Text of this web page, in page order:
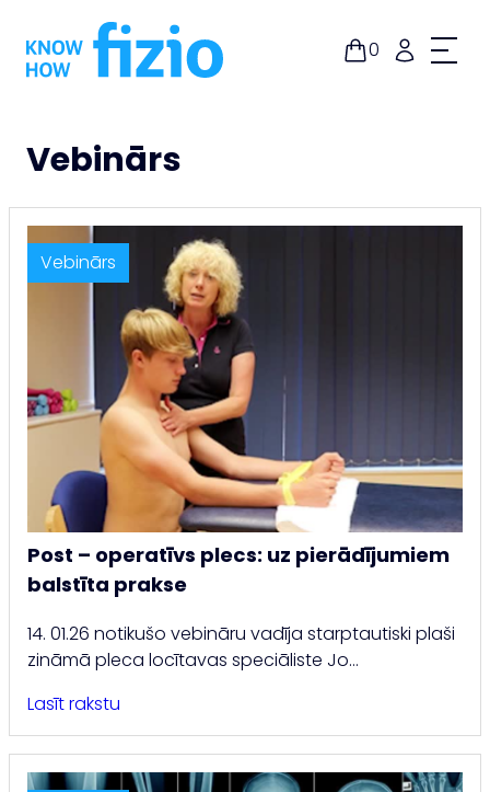
uz
saturu
0
Vebinārs
Vebinārs
Post – operatīvs plecs: uz pierādījumiem
balstīta prakse
14. 01.26 notikušo vebināru vadīja starptautiski plaši
zināmā pleca locītavas speciāliste Jo…
Lasīt rakstu